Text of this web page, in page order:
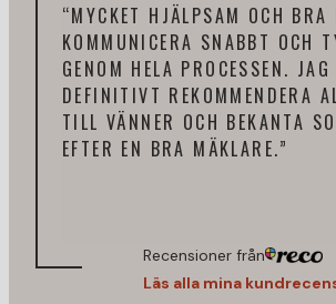
“MYCKET HJÄLPSAM OCH BRA
KOMMUNICERA SNABBT OCH
GENOM HELA PROCESSEN. JAG
DEFINITIVT REKOMMENDERA
TILL VÄNNER OCH BEKANTA
EFTER EN BRA MÄKLARE.”
Recensioner från
Läs alla mina